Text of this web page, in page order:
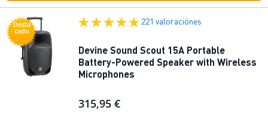
Desta
cado
221 valoraciónes
Devine Sound Scout 15A Portable
Battery-Powered Speaker with Wireless
Microphones
315,95 €